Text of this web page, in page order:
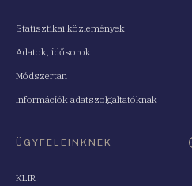
Statisztikai közlemények
Adatok, idősorok
Módszertan
Információk adatszolgáltatóknak
ÜGYFELEINKNEK
KLIR